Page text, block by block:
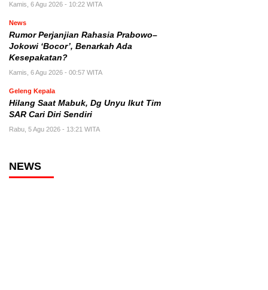
Kamis, 6 Agu 2026 - 10:22 WITA
News
Rumor Perjanjian Rahasia Prabowo–
Jokowi ‘Bocor’, Benarkah Ada
Kesepakatan?
Kamis, 6 Agu 2026 - 00:57 WITA
Geleng Kepala
Hilang Saat Mabuk, Dg Unyu Ikut Tim
SAR Cari Diri Sendiri
Rabu, 5 Agu 2026 - 13:21 WITA
NEWS